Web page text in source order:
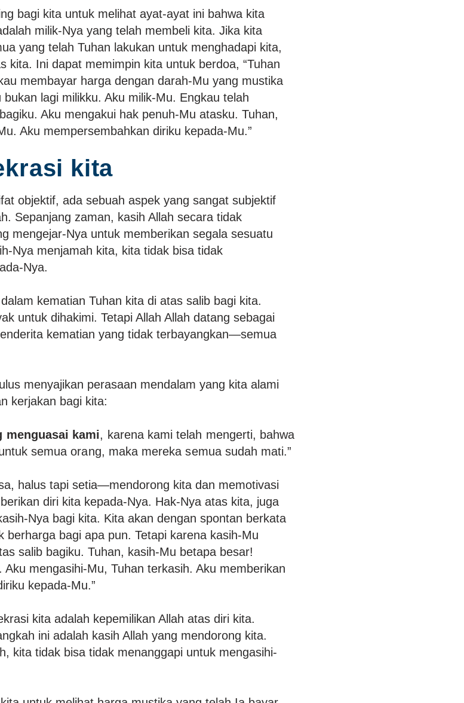
bagi kita untuk melihat ayat-ayat ini bahwa kita
milik-Nya yang telah membeli kita. Jika kita
yang telah Tuhan lakukan untuk menghadapi kita,
kita. Ini dapat memimpin kita untuk berdoa, “Tuhan
membayar harga dengan darah-Mu yang mustika
lagi milikku. Aku milik-Mu. Engkau telah
Aku mengakui hak penuh-Mu atasku. Tuhan,
Aku mempersembahkan diriku kepada-Mu.”
kita
objektif, ada sebuah aspek yang sangat subjektif
Sepanjang zaman, kasih Allah secara tidak
mengejar-Nya untuk memberikan segala sesuatu
Nya menjamah kita, kita tidak bisa tidak
Nya.
kematian Tuhan kita di atas salib bagi kita.
untuk dihakimi. Tetapi Allah Allah datang sebagai
kematian yang tidak terbayangkan—semua
menyajikan perasaan mendalam yang kita alami
kerjakan bagi kita:
menguasai kami, karena kami telah mengerti, bahwa
semua orang, maka mereka semua sudah mati.”
halus tapi setia—mendorong kita dan memotivasi
diri kita kepada-Nya. Hak-Nya atas kita, juga
Nya bagi kita. Kita akan dengan spontan berkata
berharga bagi apa pun. Tetapi karena kasih-Mu
salib bagiku. Tuhan, kasih-Mu betapa besar!
mengasihi-Mu, Tuhan terkasih. Aku memberikan
kepada-Mu.”
kita adalah kepemilikan Allah atas diri kita.
ini adalah kasih Allah yang mendorong kita.
kita tidak bisa tidak menanggapi untuk mengasihi-